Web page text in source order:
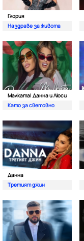
Глория
Наздраве за живота
Малката| Данна и Люси
Като за световно
Данна
Третият джин